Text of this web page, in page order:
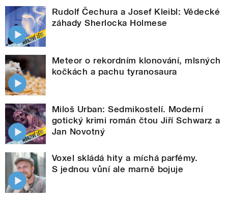
Rudolf Čechura a Josef Kleibl: Vědecké
záhady Sherlocka Holmese
Meteor o rekordním klonování, mlsných
kočkách a pachu tyranosaura
Miloš Urban: Sedmikostelí. Moderní
gotický krimi román čtou Jiří Schwarz a
Jan Novotný
Voxel skládá hity a míchá parfémy.
S jednou vůní ale marně bojuje